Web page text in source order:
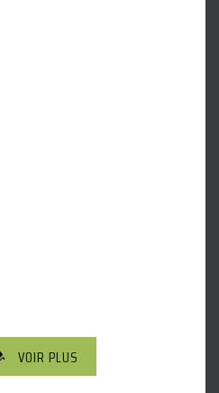
VOIR PLUS